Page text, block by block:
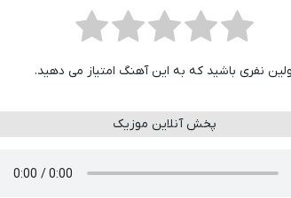
نفری باشید که به این آهنگ امتیاز می دهید.
پخش آنلاین موزیک